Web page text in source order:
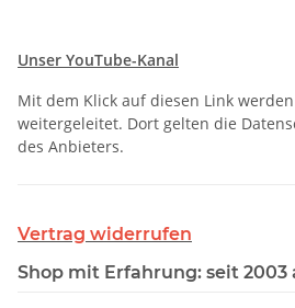
Unser YouTube-Kanal
Mit dem Klick auf diesen Link
weitergeleitet. Dort gelten die
des Anbieters.
Vertrag widerrufen
Shop mit Erfahrung: seit 2003